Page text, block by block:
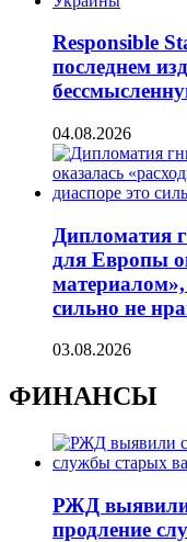
Responsible
последнем
04.08.2026
Дипломатия
для Европы
сильно не
03.08.2026
ФИНАНСЫ
РЖД выявили
продление